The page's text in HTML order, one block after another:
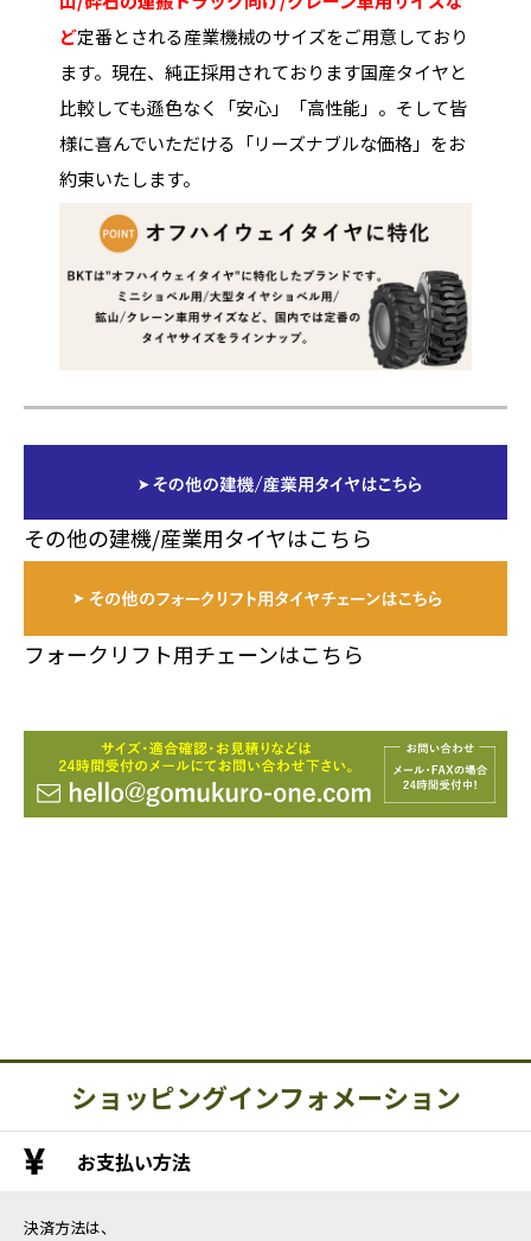
ど定番とされる産業機械のサイズをご用意しており
ます。現在、純正採用されております国産タイヤと
比較しても遜色なく「安心」「高性能」。そして皆
様に喜んでいただける「リーズナブルな価格」をお
約束いたします。
その他の建機/産業用タイヤはこちら
フォークリフト用チェーンはこちら
ショッピングインフォメーション
お支払い方法
決済方法は、